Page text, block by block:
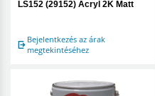
LS152 (29152) Acryl 2K Matt
Bejelentkezés az árak
megtekintéséhez